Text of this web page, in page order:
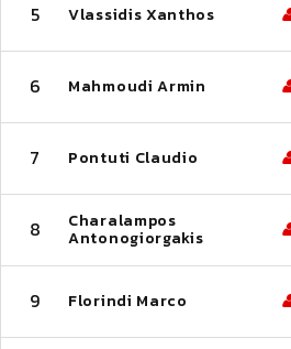
5 Vlassidis Xanthos
6 Mahmoudi Armin
7 Pontuti Claudio
8 Charalampos
Antonogiorgakis
9 Florindi Marco